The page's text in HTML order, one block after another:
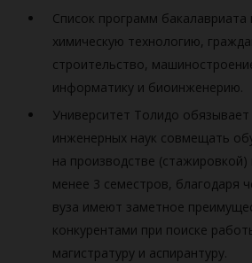
Список программ бакалавриата
химическую технологию,
строительство,
информатику и биоинженерию.
Университет Толидо обязывает
инженерных наук совмещать
на производстве
менее 3 семестров, благодаря
вуза имеют заметное
конкурентами при поиске
магистратуру и аспирантуру.